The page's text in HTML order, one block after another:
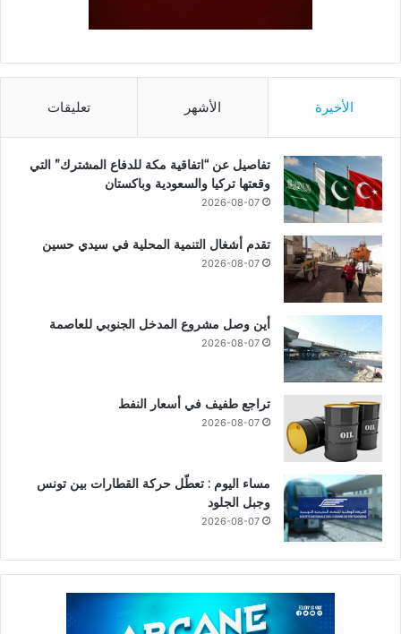
الأخيرة الأشهر تعليقات
تفاصيل عن “اتفاقية مكة للدفاع المشترك” التي
وقعتها تركيا والسعودية وباكستان
2026-08-07
تقدم أشغال التنمية المحلية في سيدي حسين
2026-08-07
أين وصل مشروع المدخل الجنوبي للعاصمة
2026-08-07
تراجع طفيف في أسعار النفط
2026-08-07
مساء اليوم : تعطّل حركة القطارات بين تونس
وجبل الجلود
2026-08-07